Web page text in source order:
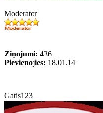
Moderator
Ziņojumi: 436
Pievienojies: 18.01.14
Gatis123